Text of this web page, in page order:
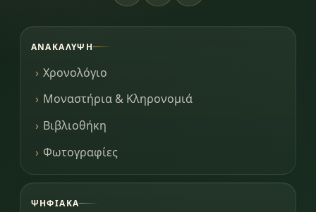
ΑΝΑΚΆΛΥΨΗ
Χρονολόγιο
Μοναστήρια & Κληρονομιά
Βιβλιοθήκη
Φωτογραφίες
ΨΗΦΙΑΚΆ